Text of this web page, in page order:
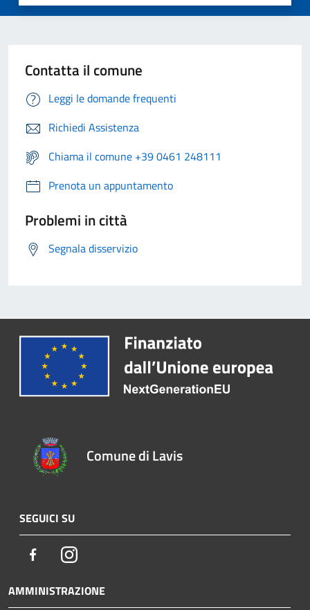
Contatta il comune
Leggi le domande frequenti
Richiedi Assistenza
Chiama il comune +39 0461 248111
Prenota un appuntamento
Problemi in città
Segnala disservizio
Comune di Lavis
SEGUICI SU
FacebookInstagram
AMMINISTRAZIONE